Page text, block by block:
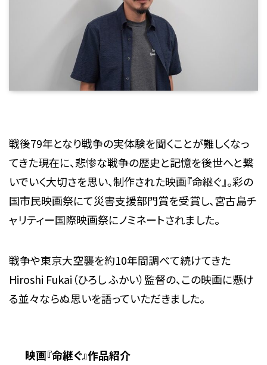
戦後79年となり戦争の実体験を聞くことが難しくなっ
てきた現在に、悲惨な戦争の歴史と記憶を後世へと繋
いでいく大切さを思い、制作された映画『命継ぐ』。彩の
国市民映画祭にて災害支援部門賞を受賞し、宮古島チ
ャリティー国際映画祭にノミネートされました。
戦争や東京大空襲を約10年間調べて続けてきた
Hiroshi Fukai（ひろし ふかい）監督の、この映画に懸け
る並々ならぬ思いを語っていただきました。
映画『命継ぐ』作品紹介